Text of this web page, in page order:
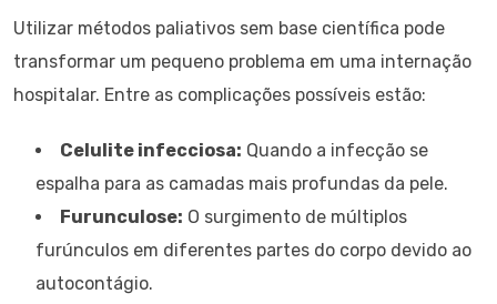
Utilizar métodos paliativos sem base científica pode
transformar um pequeno problema em uma internação
hospitalar. Entre as complicações possíveis estão:
Celulite infecciosa: Quando a infecção se
espalha para as camadas mais profundas da pele.
Furunculose: O surgimento de múltiplos
furúnculos em diferentes partes do corpo devido ao
autocontágio.